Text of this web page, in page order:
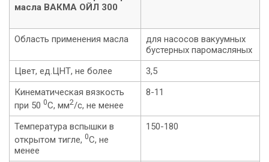
масла ВАКМА ОЙЛ 300
Область применения масла
для насосов вакуумных
бустерных паромасляных
Цвет, ед.ЦНТ, не более
3,5
Кинематическая вязкость
при 50 0С, мм2/с, не менее
8-11
Температура вспышки в
открытом тигле, 0С, не
менее
150-180